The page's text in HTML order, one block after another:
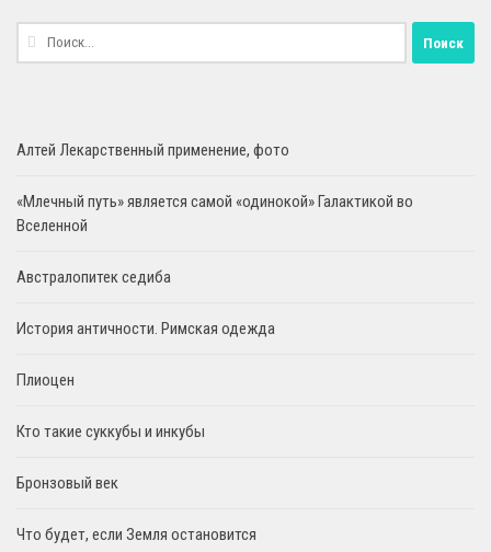
Найти:
Алтей Лекарственный применение, фото
«Млечный путь» является самой «одинокой» Галактикой во
Вселенной
Австралопитек седиба
История античности. Римская одежда
Плиоцен
Кто такие суккубы и инкубы
Бронзовый век
Что будет, если Земля остановится